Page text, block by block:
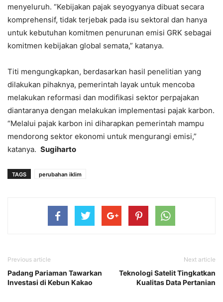
menyeluruh. “Kebijakan pajak seyogyanya dibuat secara
komprehensif, tidak terjebak pada isu sektoral dan hanya
untuk kebutuhan komitmen penurunan emisi GRK sebagai
komitmen kebijakan global semata,” katanya.
Titi mengungkapkan, berdasarkan hasil penelitian yang
dilakukan pihaknya, pemerintah layak untuk mencoba
melakukan reformasi dan modifikasi sektor perpajakan
diantaranya dengan melakukan implementasi pajak karbon.
“Melalui pajak karbon ini diharapkan pemerintah mampu
mendorong sektor ekonomi untuk mengurangi emisi,”
katanya. Sugiharto
TAGS perubahan iklim
Previous article
Padang Pariaman Tawarkan
Investasi di Kebun Kakao
Next article
Teknologi Satelit Tingkatkan
Kualitas Data Pertanian